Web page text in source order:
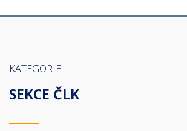
KATEGORIE
SEKCE ČLK